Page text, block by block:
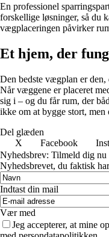
En professionel
forskellige løsninger, så du
vægplaceringen påvirker
Et hjem, der
Den bedste vægplan er
Når væggene er placeret
sig i – og du får rum, der
ikke om at bygge stort, men
Del glæden
X
Facebook
Nyhedsbrev: Tilmeld dig nu
Nyhedsbrevet, du faktisk
Indtast din mail
Vær med
Jeg accepterer, at mine